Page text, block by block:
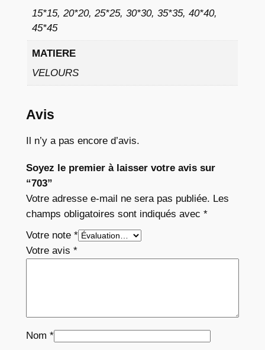
15*15, 20*20, 25*25, 30*30, 35*35, 40*40,
45*45
MATIERE
VELOURS
Avis
Il n’y a pas encore d’avis.
Soyez le premier à laisser votre avis sur
“703”
Votre adresse e-mail ne sera pas publiée. Les
champs obligatoires sont indiqués avec *
Votre note *
Votre avis *
Nom *